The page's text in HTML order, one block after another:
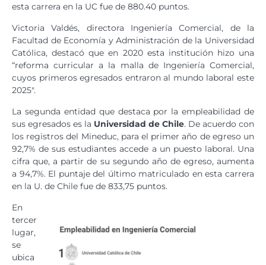
esta carrera en la UC fue de 880.40 puntos.
Victoria Valdés, directora Ingeniería Comercial, de la
Facultad de Economía y Administración de la Universidad
Católica, destacó que en 2020 esta institución hizo una
“reforma curricular a la malla de Ingeniería Comercial,
cuyos primeros egresados entraron al mundo laboral este
2025″.
La segunda entidad que destaca por la empleabilidad de
sus egresados es la Universidad de Chile. De acuerdo con
los registros del Mineduc, para el primer año de egreso un
92,7% de sus estudiantes accede a un puesto laboral. Una
cifra que, a partir de su segundo año de egreso, aumenta
a 94,7%. El puntaje del último matriculado en esta carrera
en la U. de Chile fue de 833,75 puntos.
En
tercer
lugar,
se
ubica